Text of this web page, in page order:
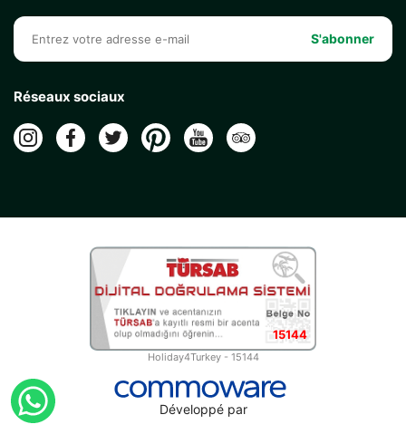
S'abonner
Réseaux sociaux
15144
Holiday4Turkey - 15144
Développé par